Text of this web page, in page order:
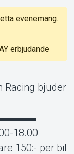
evenemang.
erbjudande
Racing bjuder
18.00
150:- per bil